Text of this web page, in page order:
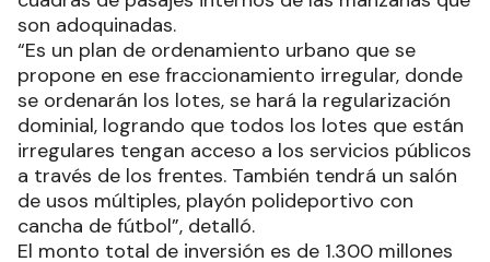
son adoquinadas.
“Es un plan de ordenamiento urbano que se
propone en ese fraccionamiento irregular, donde
se ordenarán los lotes, se hará la regularización
dominial, logrando que todos los lotes que están
irregulares tengan acceso a los servicios públicos
a través de los frentes. También tendrá un salón
de usos múltiples, playón polideportivo con
cancha de fútbol”, detalló.
El monto total de inversión es de 1.300 millones